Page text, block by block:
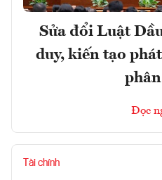
Sửa đổi Luật
duy, kiến tạo
Đọc
Tài chính